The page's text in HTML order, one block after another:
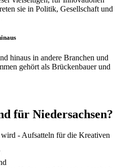
sie in Politik, Gesellschaft und
hinaus in andere Branchen und
gehört als Brückenbauer und
für Niedersachsen?
- Aufsatteln für die Kreativen